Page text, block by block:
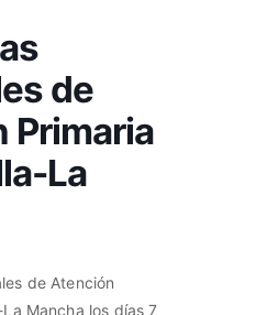
de
Primaria
La
de Atención
Mancha los días 7